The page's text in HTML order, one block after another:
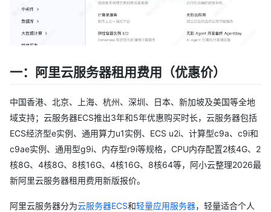
一：阿里云服务器租用费用（优惠价）
中国香港、北京、上海、杭州、深圳、日本、新加坡及美国等全地
域支持；云服务器ECS推出3年和5年优惠购买时长，云服务器包括
ECS经济型e实例、通用算力u1实例、ECS u2i、计算型c9a、c9i和
c9ae实例、通用型g9i、内存型r9i等规格，CPU内存配置2核4G、2
核8G、4核8G、8核16G、4核16G、8核64等，阿小云整理2026最
新阿里云服务器租用费用新版报价。
阿里云服务器分为云服务器ECS和轻量应用服务器，轻量适合个人